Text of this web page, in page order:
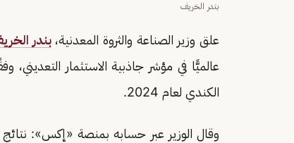
بندر الخريف
علق وزير الصناعة والثروة المعدنية،بندر
عالميًّا في مؤشر جاذبية الاستثمار
الكندي لعام 2024.
وقال الوزير عبر حسابه بمنصة «إكس»: نتائج